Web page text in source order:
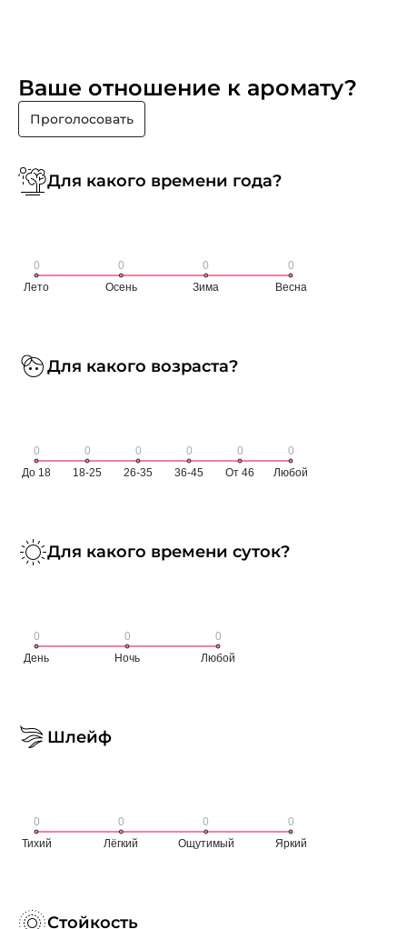
Ваше отношение к аромату?
Проголосовать
Для какого времени года?
Для какого возраста?
Для какого времени суток?
Шлейф
Стойкость